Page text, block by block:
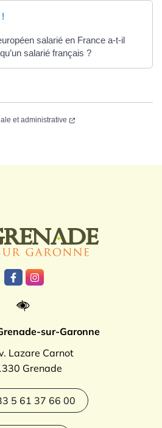
salarié en France a-t-il
salarié français ?
et administrative
Lien vers le compte Facebook
Lien vers le compte
sur-Garonne
Lazare Carnot
Grenade
5 61 37 66 00